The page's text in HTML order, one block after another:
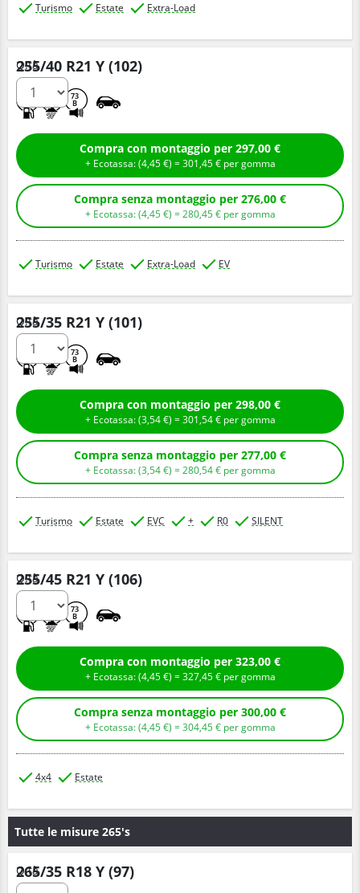
Turismo Estate Extra-Load
255/40 R21 Y (102)
73
B
Q.tà
Compra con montaggio per 297,00 €
+ Ecotassa: (4,45€ ) =301,45€ per gomma
Compra senza montaggio per 276,00 €
+ Ecotassa: (4,45€ ) =280,45€ per gomma
Turismo Estate Extra-Load EV
255/35 R21 Y (101)
73
B
Q.tà
Compra con montaggio per 298,00 €
+ Ecotassa: (3,54€ ) =301,54€ per gomma
Compra senza montaggio per 277,00 €
+ Ecotassa: (3,54€ ) =280,54€ per gomma
Turismo Estate EVC + R0 SILENT
255/45 R21 Y (106)
73
B
Q.tà
Compra con montaggio per 323,00 €
+ Ecotassa: (4,45€ ) =327,45€ per gomma
Compra senza montaggio per 300,00 €
+ Ecotassa: (4,45€ ) =304,45€ per gomma
4x4 Estate
Tutte le misure 265's
265/35 R18 Y (97)
Q.tà